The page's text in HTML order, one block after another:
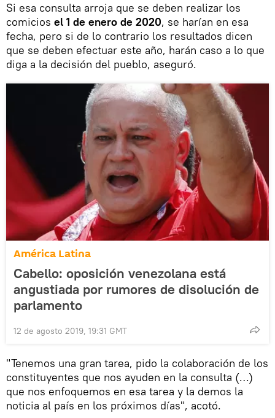
Si esa consulta arroja que se deben realizar los
comicios el 1 de enero de 2020, se harían en esa
fecha, pero si de lo contrario los resultados dicen
que se deben efectuar este año, harán caso a lo que
diga a la decisión del pueblo, aseguró.
América Latina
Cabello: oposición venezolana está
angustiada por rumores de disolución de
parlamento
12 de agosto 2019, 19:31 GMT
"Tenemos una gran tarea, pido la colaboración de los
constituyentes que nos ayuden en la consulta (…)
que nos enfoquemos en esa tarea y la demos la
noticia al país en los próximos días", acotó.